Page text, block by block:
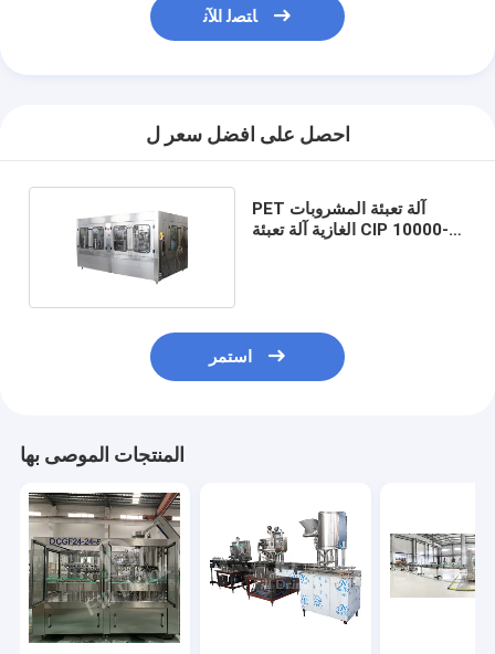
ﺎﺘﺼﻟ ﺍﻶﻧ
احصل على افضل سعر ل
PET آلة تعبئة المشروبات
الغازية آلة تعبئة CIP 10000-
استمر
المنتجات الموصى بها